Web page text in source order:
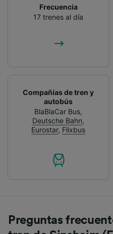
Frecuencia
17 trenes al día
Compañías de tren y
autobús
BlaBlaCar Bus,
Deutsche Bahn,
Eurostar, Flixbus
Preguntas